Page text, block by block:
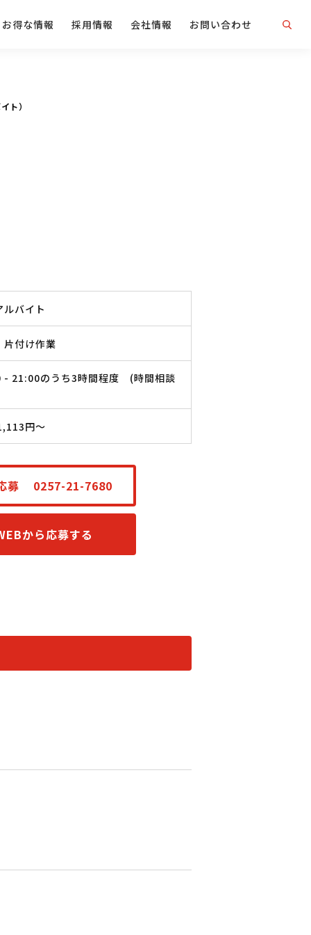
お得な情報 採用情報 会社情報 お問い合わせ
ト）
ルバイト
片付け作業
- 21:00のうち3時間程度 (時間相談
円〜
募 0257-21-7680
から応募する